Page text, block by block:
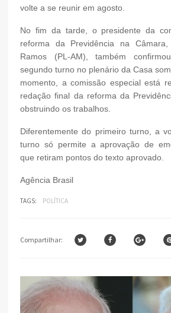
volte a se reunir em agosto.
No fim da tarde, o presidente da
reforma da Previdência na
Ramos (PL-AM), também
segundo turno no plenário da Casa
momento, a comissão especial está
redação final da reforma da
obstruindo os trabalhos.
Diferentemente do primeiro turno, a
turno só permite a aprovação de
que retiram pontos do texto aprovado.
Agência Brasil
TAGS: POLÍTICA
Compartilhar: